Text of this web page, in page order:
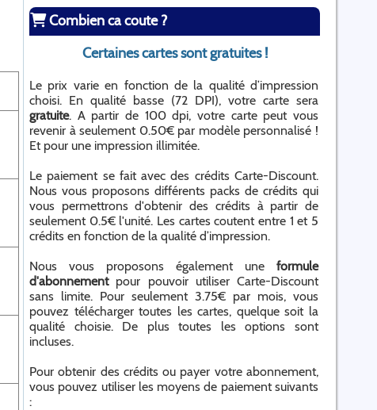
Combien ca coute ?
Certaines cartes sont gratuites !
Le prix varie en fonction de la qualité d’impression
choisi. En qualité basse (72 DPI), votre carte sera
gratuite. A partir de 100 dpi, votre carte peut vous
revenir à seulement 0.50€ par modèle personnalisé !
Et pour une impression illimitée.
Le paiement se fait avec des crédits Carte-Discount.
Nous vous proposons différents packs de crédits qui
vous permettrons d'obtenir des crédits à partir de
seulement 0.5€ l'unité. Les cartes coutent entre 1 et 5
crédits en fonction de la qualité d’impression.
Nous vous proposons également une formule
d'abonnementpour pouvoir utiliser Carte-Discount
sans limite. Pour seulement 3.75€ par mois, vous
pouvez télécharger toutes les cartes, quelque soit la
qualité choisie. De plus toutes les options sont
incluses.
Pour obtenir des crédits ou payer votre abonnement,
vous pouvez utiliser les moyens de paiement suivants
: